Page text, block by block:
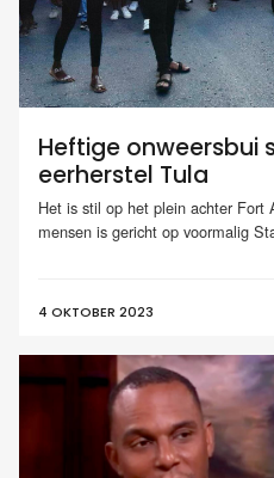
Heftige onweersbui
eerherstel Tula
Het is stil op het plein achter Fort
mensen is gericht op voormalig
4 OKTOBER 2023